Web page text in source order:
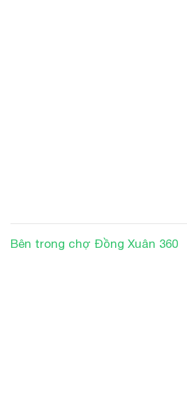
Bên trong chợ Đồng Xuân 360